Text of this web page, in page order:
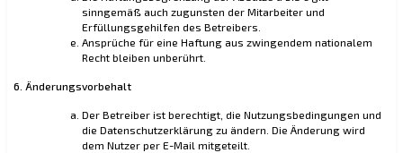
sinngemäß auch zugunsten der Mitarbeiter und
Erfüllungsgehilfen des Betreibers.
Ansprüche für eine Haftung aus zwingendem nationalem
Recht bleiben unberührt.
6. Änderungsvorbehalt
Der Betreiber ist berechtigt, die Nutzungsbedingungen und
die Datenschutzerklärung zu ändern. Die Änderung wird
dem Nutzer per E-Mail mitgeteilt.